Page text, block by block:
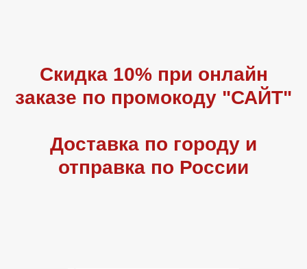
Скидка 10% при онлайн
заказе по промокоду "САЙТ"
Доставка по городу и
отправка по России